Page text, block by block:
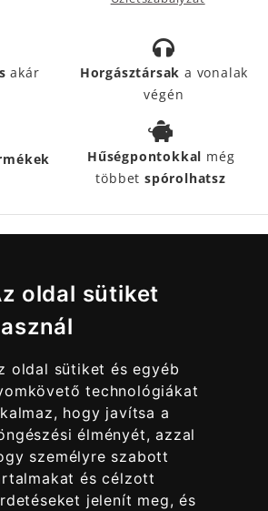
oldal sütiket
oldal sütiket és egyéb
technológiákat
hogy javítsa a
élményét, azzal
személyre szabott
és célzott
jelenít meg, és
akár
Horgásztársak a vonalak
végén
Hűségpontokkal még
többetspórolhatsz
SEGÍTIK